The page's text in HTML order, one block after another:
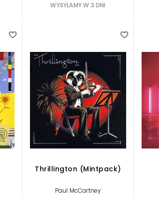
WYSYŁAMY W 3 DNI
Thrillington (Mintpack)
Paul McCartney